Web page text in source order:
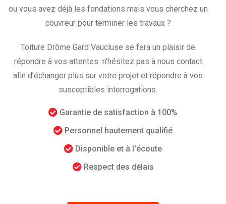
ou vous avez déjà les fondations mais vous cherchez un
couvreur pour terminer les travaux ?
Toiture Drôme Gard Vaucluse se fera un plaisir de
répondre à vos attentes n’hésitez pas à nous contact
afin d’échanger plus sur votre projet et répondre à vos
susceptibles interrogations.
Garantie de satisfaction à 100%
Personnel hautement qualifié
Disponible et à l'écoute
Respect des délais